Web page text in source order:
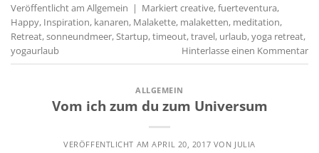
Veröffentlicht am Allgemein | Markiertcreative,fuerteventura,
Happy, Inspiration, kanaren, Malakette, malaketten, meditation,
Retreat,sonneundmeer,Startup,timeout,travel, urlaub,yoga retreat,
yogaurlaub
Hinterlasse einen Kommentar
ALLGEMEIN
Vom ich zum du zum Universum
VERÖFFENTLICHT AMAPRIL 20, 2017 VON JULIA